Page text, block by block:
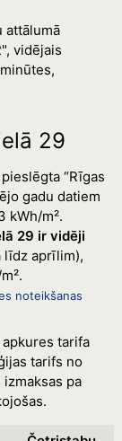
attālumā
vidējais
29
“Rīgas
gadu datiem
kWh/m².
29 ir vidēji
līdz aprīlim),
noteikšanas
tarifa
tarifs no
pa